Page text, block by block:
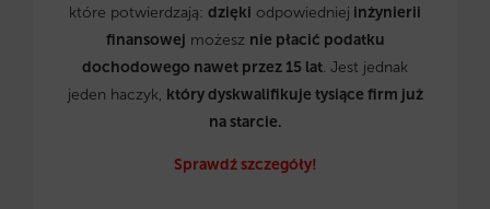
które potwierdzają: dzięki odpowiedniej inżynierii
finansowej możesz nie płacić podatku
dochodowego nawet przez 15 lat. Jest jednak
jeden haczyk, który dyskwalifikuje tysiące firm już
na starcie.
Sprawdź szczegóły!